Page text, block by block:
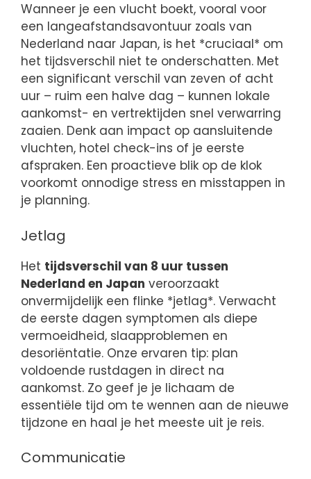
Wanneer je een vlucht boekt, vooral voor
een langeafstandsavontuur zoals van
Nederland naar Japan, is het *cruciaal* om
het tijdsverschil niet te onderschatten. Met
een significant verschil van zeven of acht
uur – ruim een halve dag – kunnen lokale
aankomst- en vertrektijden snel verwarring
zaaien. Denk aan impact op aansluitende
vluchten, hotel check-ins of je eerste
afspraken. Een proactieve blik op de klok
voorkomt onnodige stress en misstappen in
je planning.
Jetlag
Het tijdsverschil van 8 uur tussen
Nederland en Japan veroorzaakt
onvermijdelijk een flinke *jetlag*. Verwacht
de eerste dagen symptomen als diepe
vermoeidheid, slaapproblemen en
desoriëntatie. Onze ervaren tip: plan
voldoende rustdagen in direct na
aankomst. Zo geef je je lichaam de
essentiële tijd om te wennen aan de nieuwe
tijdzone en haal je het meeste uit je reis.
Communicatie